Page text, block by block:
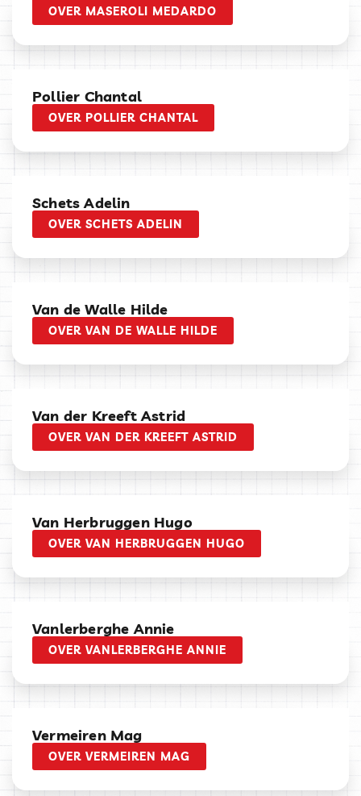
OVER MASEROLI MEDARDO
Pollier Chantal
OVER POLLIER CHANTAL
Schets Adelin
OVER SCHETS ADELIN
Van de Walle Hilde
OVER VAN DE WALLE HILDE
Van der Kreeft Astrid
OVER VAN DER KREEFT ASTRID
Van Herbruggen Hugo
OVER VAN HERBRUGGEN HUGO
Vanlerberghe Annie
OVER VANLERBERGHE ANNIE
Vermeiren Mag
OVER VERMEIREN MAG